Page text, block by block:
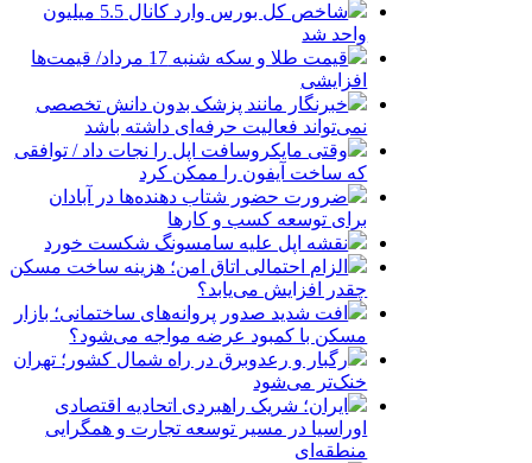
شاخص کل بورس وارد کانال 5.5 میلیون
واحد شد
قیمت طلا و سکه شنبه 17 مرداد/ قیمت‌ها
افزایشی
خبرنگار مانند پزشک بدون دانش تخصصی
نمی‌تواند فعالیت حرفه‌ای داشته باشد
وقتی مایکروسافت اپل را نجات داد / توافقی
که ساخت آیفون را ممکن کرد
ضرورت حضور شتاب ‌دهنده‌ها در آبادان
برای توسعه کسب‌ و کارها
نقشه اپل علیه سامسونگ شکست خورد
الزام احتمالی اتاق امن؛ هزینه ساخت مسکن
چقدر افزایش می‌یابد؟
افت شدید صدور پروانه‌های ساختمانی؛ بازار
مسکن با کمبود عرضه مواجه می‌شود؟
رگبار و رعدوبرق در راه شمال کشور؛ تهران
خنک‌تر می‌شود
ایران؛ شریک راهبردی اتحادیه اقتصادی
اوراسیا در مسیر توسعه تجارت و همگرایی
منطقه‌ای